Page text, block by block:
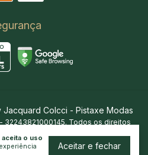
o uso
Aceitar e fechar
Jacquard Colcci - Pistaxe Modas
32243821000145. Todos os direitos